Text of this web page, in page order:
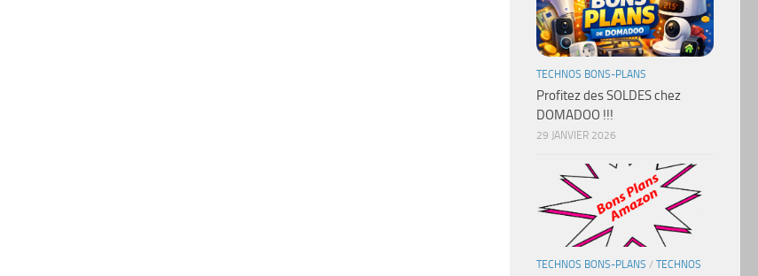
TECHNOS BONS-PLANS
Profitez des SOLDES chez
DOMADOO !!!
29 JANVIER 2026
TECHNOS BONS-PLANS / TECHNOS